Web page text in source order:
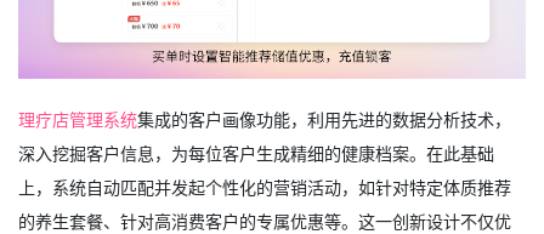
理疗店管理系统集成的客户画像功能，利用先进的数据分析技术，
深入挖掘客户信息，为每位客户生成精细的健康档案。在此基础
上，系统自动匹配并发起个性化的营销活动，如针对特定体质推荐
的养生套餐、针对高消费客户的专属优惠等。这一创新设计不仅优